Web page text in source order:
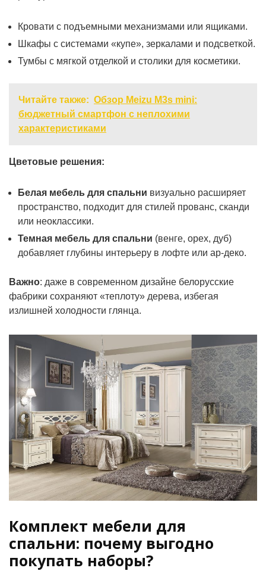
Кровати с подъемными механизмами или ящиками.
Шкафы с системами «купе», зеркалами и подсветкой.
Тумбы с мягкой отделкой и столики для косметики.
Читайте также: Обзор Meizu M3s mini:
бюджетный смартфон с неплохими
характеристиками
Цветовые решения:
Белая мебель для спальни визуально расширяет
пространство, подходит для стилей прованс, сканди
или неоклассики.
Темная мебель для спальни (венге, орех, дуб)
добавляет глубины интерьеру в лофте или ар-деко.
Важно: даже в современном дизайне белорусские
фабрики сохраняют «теплоту» дерева, избегая
излишней холодности глянца.
Комплект мебели для
спальни: почему выгодно
покупать наборы?